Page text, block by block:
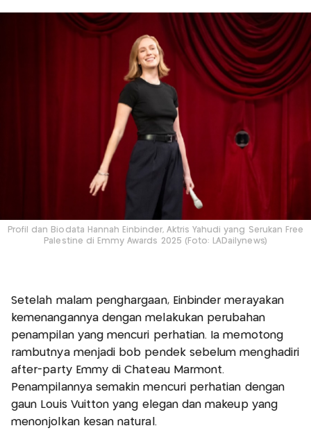
Profil dan Biodata Hannah Einbinder, Aktris Yahudi yang Serukan Free
Palestine di Emmy Awards 2025 (Foto: LADailynews)
Setelah malam penghargaan, Einbinder merayakan
kemenangannya dengan melakukan perubahan
penampilan yang mencuri perhatian. Ia memotong
rambutnya menjadi bob pendek sebelum menghadiri
after-party Emmy di Chateau Marmont.
Penampilannya semakin mencuri perhatian dengan
gaun Louis Vuitton yang elegan dan makeup yang
menonjolkan kesan natural.